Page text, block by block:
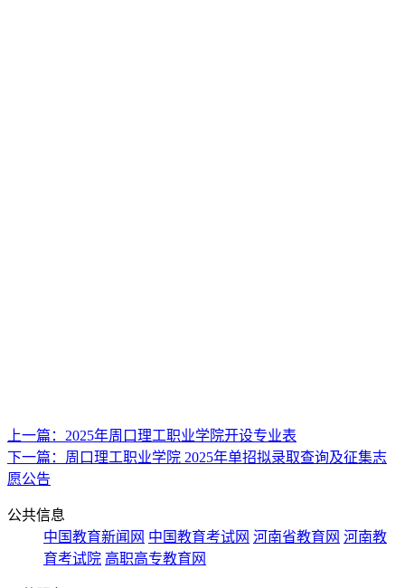
上一篇：2025年周口理工职业学院开设专业表
下一篇：周口理工职业学院 2025年单招拟录取查询及征集志
愿公告
公共信息
中国教育新闻网 中国教育考试网 河南省教育网 河南教
育考试院 高职高专教育网